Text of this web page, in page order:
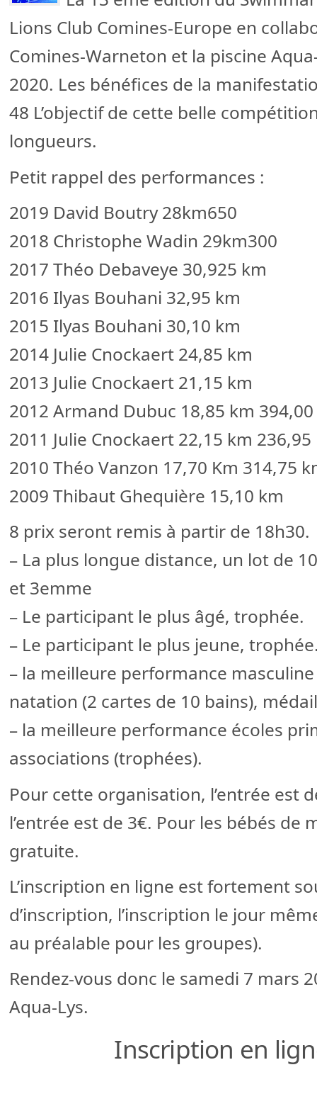
Lions Club Comines-Europe en
Comines-Warneton et la piscine
2020. Les bénéfices de la
48 L’objectif de cette belle
longueurs.
Petit rappel des performances :
2019 David Boutry 28km650
2018 Christophe Wadin 29km300
2017 Théo Debaveye 30,925 km
2016 Ilyas Bouhani 32,95 km
2015 Ilyas Bouhani 30,10 km
2014 Julie Cnockaert 24,85 km
2013 Julie Cnockaert 21,15 km
2012 Armand Dubuc 18,85 km
2011 Julie Cnockaert 22,15 km
2010 Théo Vanzon 17,70 Km 314,75
2009 Thibaut Ghequière 15,10 km
8 prix seront remis à partir de 18h30.
– La plus longue distance, un lot de
et 3emme
– Le participant le plus âgé, trophée.
– Le participant le plus jeune,
– la meilleure performance
natation (2 cartes de 10 bains),
– la meilleure performance écoles
associations (trophées).
Pour cette organisation, l’entrée est
l’entrée est de 3€. Pour les bébés de
gratuite.
L’inscription en ligne est fortement
d’inscription, l’inscription le jour
au préalable pour les groupes).
Rendez-vous donc le samedi 7 mars
Aqua-Lys.
Inscription en